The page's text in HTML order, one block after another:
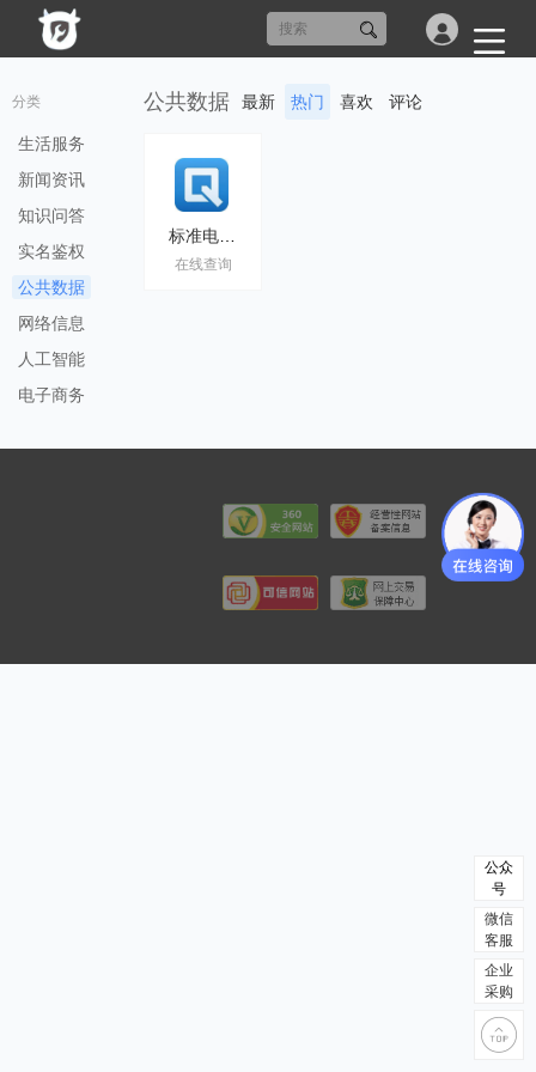
分类
生活服务
新闻资讯
知识问答
实名鉴权
公共数据
网络信息
人工智能
电子商务
公共数据 最新 热门 喜欢 评论
在线查询
公众
号
微信
客服
企业
采购